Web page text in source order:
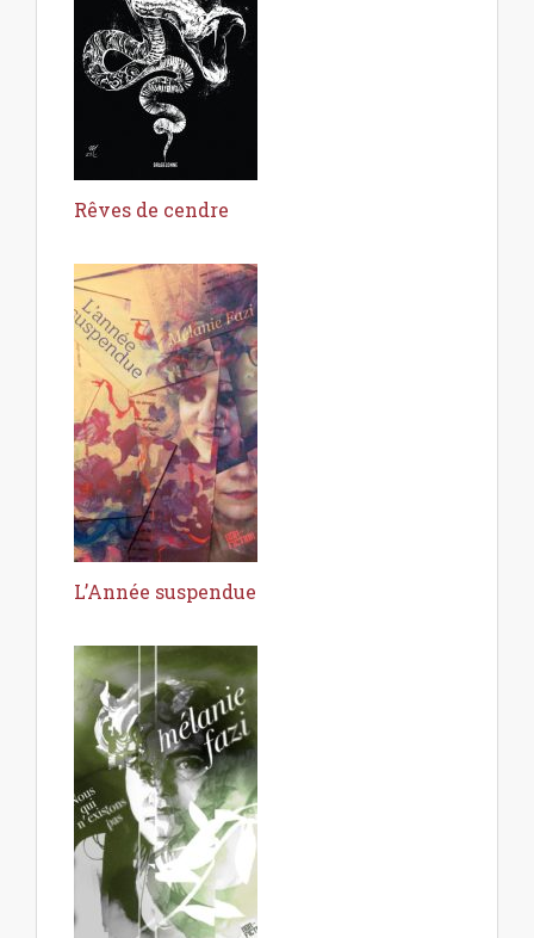
Rêves de cendre
L’Année suspendue